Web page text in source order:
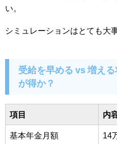
い。
シミュレーションはとても大
受給を早める vs 増え
が得か？
項目 内
基本年金月額 14